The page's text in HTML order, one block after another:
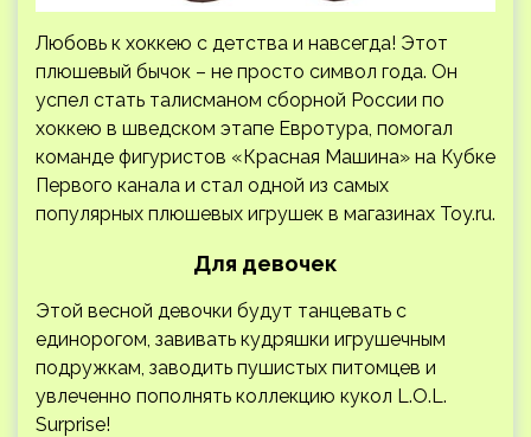
Любовь к хоккею с детства и навсегда! Этот
плюшевый бычок – не просто символ года. Он
успел стать талисманом сборной России по
хоккею в шведском этапе Евротура, помогал
команде фигуристов «Красная Машина» на Кубке
Первого канала и стал одной из самых
популярных плюшевых игрушек в магазинах Toy.ru.
Для девочек
Этой весной девочки будут танцевать с
единорогом, завивать кудряшки игрушечным
подружкам, заводить пушистых питомцев и
увлеченно пополнять коллекцию кукол L.O.L.
Surprise!